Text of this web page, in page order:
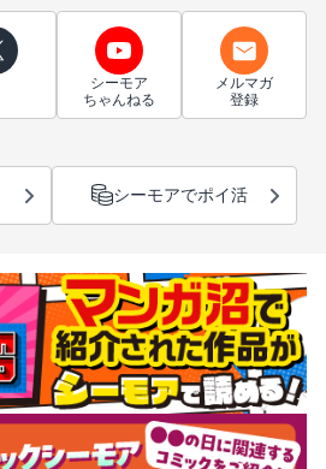
シーモア
ちゃんねる
メルマガ
登録
シーモアでポイ活